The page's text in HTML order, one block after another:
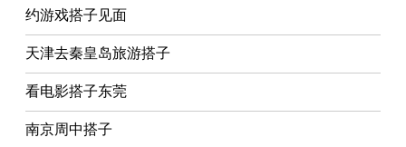
约游戏搭子见面
天津去秦皇岛旅游搭子
看电影搭子东莞
南京周中搭子